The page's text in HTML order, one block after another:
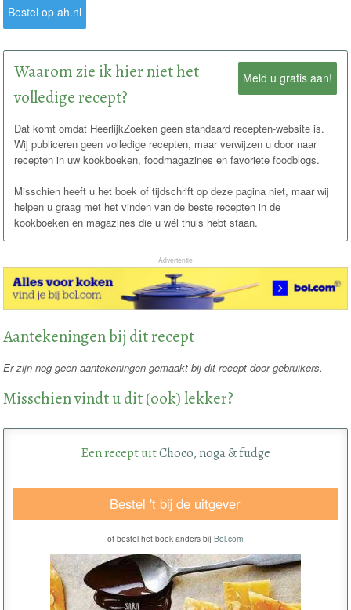
Bestel op ah.nl
Meld u gratis aan!
Waarom zie ik hier niet het
volledige recept?
Dat komt omdat HeerlijkZoeken geen standaard recepten-website is.
Wij publiceren geen volledige recepten, maar verwijzen u door naar
recepten in uw kookboeken, foodmagazines en favoriete foodblogs.
Misschien heeft u het boek of tijdschrift op deze pagina niet, maar wij
helpen u graag met het vinden van de beste recepten in de
kookboeken en magazines die u wél thuis hebt staan.
Advertentie
Aantekeningen bij dit recept
Er zijn nog geen aantekeningen gemaakt bij dit recept door gebruikers.
Misschien vindt u dit (ook) lekker?
Een recept uitChoco, noga & fudge
Bestel 't bij de uitgever
of bestel het boek anders bij Bol.com